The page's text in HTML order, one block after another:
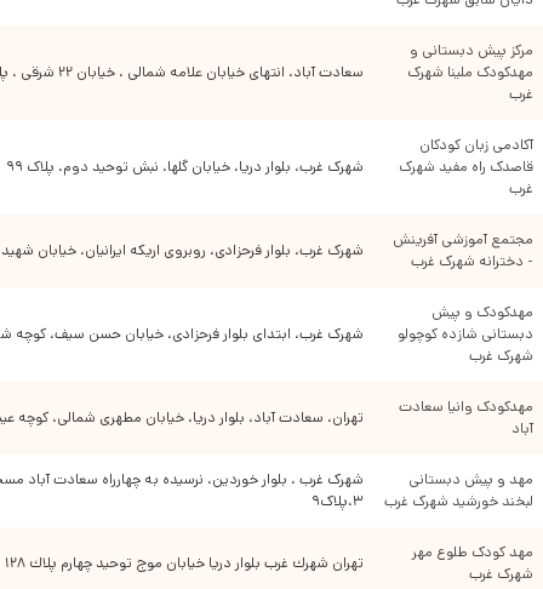
کلاس های آموزشی قیمتی در نظر میگیرند و هزینه رفت و آمد را نیز جداگانه محاسبه
از جزئیات هزینه ها از مسئول مهد کودک توضیح بخواهید.بپرسید که آیا وضعیت
بهداشت تمام فضا های مهد کودک اصولی و استاندارد است؟آیا استعدادیابی اصولی
تلاش کنید مهد کودک غنی از آموزش را برای کودک خود برگزینید.مهد کودک های
هستند که بر روی هوش های چند گانه که هوارد گاردنر معرفی کرده است فعالیت
میکنند.این هوش ها عبارتند از:
هوش بصری و فضایی
هوش موسیقی یابی
هوش بدنی و جنبشی
هوش درون فردی
مهم است که در مهد کودک ساعاتی را برای کتاب خوانی برای کودکان اختصاص
دهند.روحیه پرسشگری در کودکان به کمک کتابخوانی تقویت می گردد.
برقراری کلاس های یوگا،تای چی،صخره نوردی و...نیز انرژی درونی کودکان را میسوزاند
و به آرامش در کنار ورزشی سالم نیز دست پیدا میکنند.
مرکز پیش دبستانی و
مهدکودک ملینا شهرک
غرب
سعادت آباد، انتهای خیابان علامه شمالی ، خیابان ۲۲ شرقی ، پلاک۱۵
آکادمی زبان کودکان
قاصدک راه مفید شهرک
غرب
شهرک غرب، بلوار دریا، خیابان گلها، نبش توحید دوم، پلاک ۹۹
مجتمع آموزشی آفرینش
- دخترانه شهرک غرب
شهرک غرب، بلوار فرحزادی، روبروی اریکه ایرانیان، خیابان شهید
مهدکودک و پیش
دبستانی شازده کوچولو
شهرک غرب
شهرک غرب، ابتدای بلوار فرحزادی، خیابان حسن سیف، کوچه
مهدکودک وانیا سعادت
آباد
تهران، سعادت آباد، بلوار دریا، خیابان مطهری شمالی، کوچه
مهد و پیش دبستانی
لبخند خورشید شهرک غرب
شهرک غرب ، بلوار خوردین، نرسیده به چهارراه سعادت آباد
۳،پلاک۹
مهد کودک طلوع مهر
شهرک غرب
تهران شهرك غرب بلوار دريا خيابان موج توحيد چهارم پلاك ١٢٨